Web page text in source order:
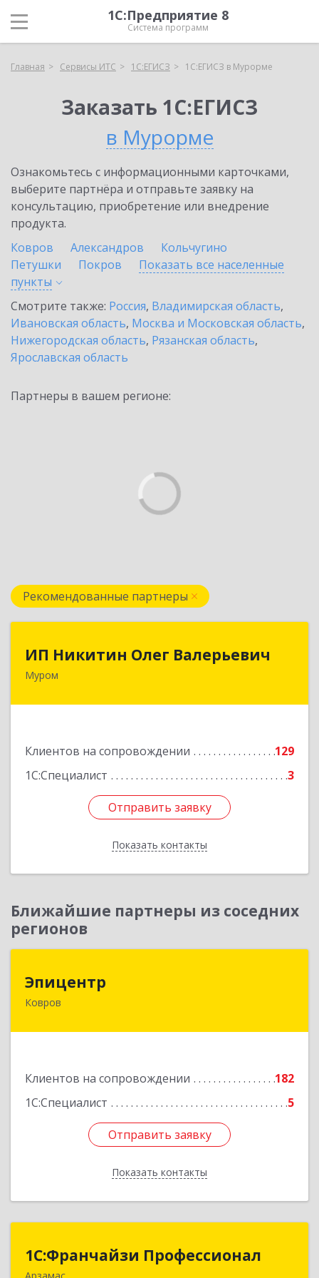
1С:Предприятие 8
Система программ
Главная Сервисы ИТС 1С:ЕГИСЗ 1С:ЕГИСЗ в Мурорме
Заказать 1С:ЕГИСЗ
в Мурорме
Ознакомьтесь с информационными карточками,
выберите партнёра и отправьте заявку на
консультацию, приобретение или внедрение
продукта.
Ковров
Александров
Кольчугино
Петушки
Покров
Показать все населенные
пункты
Смотрите также: Россия, Владимирская область,
Ивановская область, Москва и Московская область,
Нижегородская область, Рязанская область,
Ярославская область
Партнеры в вашем регионе:
Рекомендованные партнеры
ИП Никитин Олег Валерьевич
Муром
Клиентов на сопровождении
129
1С:Специалист
3
Отправить заявку
Показать контакты
Отправить заявку
Назад
Ближайшие партнеры из соседних
регионов
Эпицентр
Ковров
Клиентов на сопровождении
182
1С:Специалист
5
Отправить заявку
Показать контакты
601900, Владимирская обл, Ковров г, Барсукова
Отправить заявку
Назад
1С:Франчайзи Профессионал
Арзамас
1С:Франчайзи Профессионал